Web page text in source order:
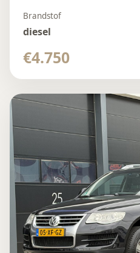
Brandstof
diesel
€4.750